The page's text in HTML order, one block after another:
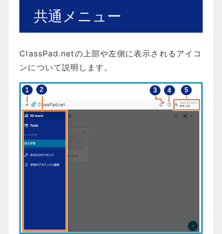
共通メニュー
ClassPad.netの上部や左側に表示されるアイコ
ンについて説明します。